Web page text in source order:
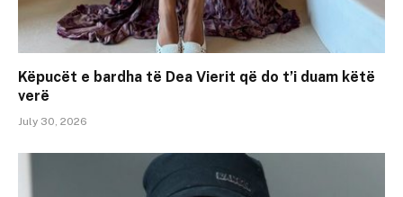
Këpucët e bardha të Dea Vierit që do t’i duam këtë
verë
July 30, 2026